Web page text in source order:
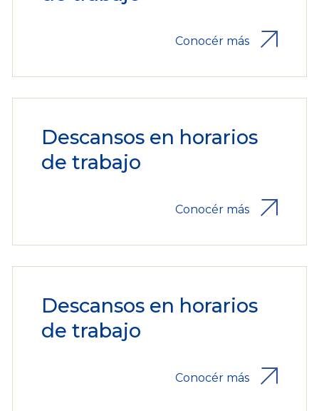
Conocér más
Descansos en horarios
de trabajo
Conocér más
Descansos en horarios
de trabajo
Conocér más